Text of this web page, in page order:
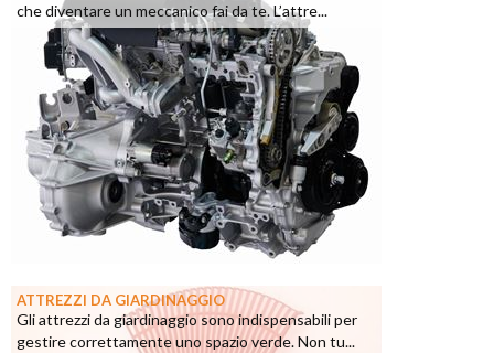
che diventare un meccanico fai da te. L’attre...
ATTREZZI DA GIARDINAGGIO
Gli attrezzi da giardinaggio sono indispensabili per
gestire correttamente uno spazio verde. Non tu...